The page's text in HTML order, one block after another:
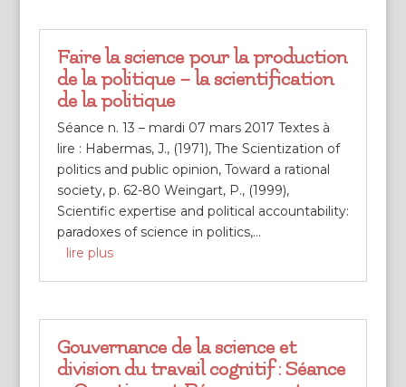
Faire la science pour la production
de la politique – la scientification
de la politique
Séance n. 13 – mardi 07 mars 2017 Textes à
lire : Habermas, J., (1971), The Scientization of
politics and public opinion, Toward a rational
society, p. 62-80 Weingart, P., (1999),
Scientific expertise and political accountability:
paradoxes of science in politics,...
lire plus
Gouvernance de la science et
division du travail cognitif : Séance